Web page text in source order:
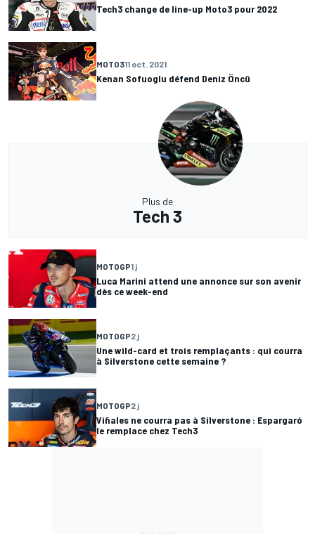
Tech3 change de line-up Moto3 pour 2022
MOTO311 oct. 2021
Kenan Sofuoglu défend Deniz Öncü
Plus de
Tech 3
MOTOGP1 j
Luca Marini attend une annonce sur son avenir
dès ce week-end
MOTOGP2 j
Une wild-card et trois remplaçants : qui courra
à Silverstone cette semaine ?
MOTOGP2 j
Viñales ne courra pas à Silverstone : Espargaró
le remplace chez Tech3